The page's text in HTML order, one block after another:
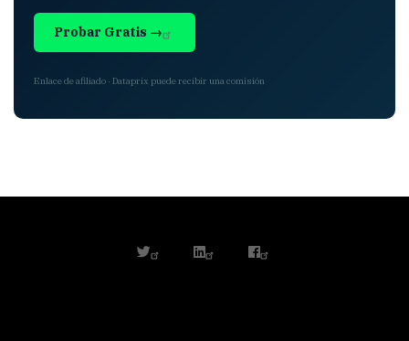
Probar Gratis →
Enlace de afiliado · Dataprix puede recibir una comisión
twitterlinkedinfacebook